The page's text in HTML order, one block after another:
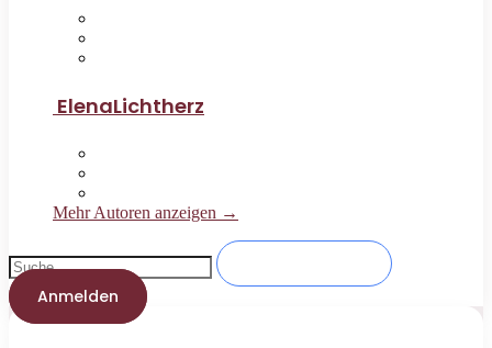
ElenaLichtherz
Mehr Autoren anzeigen →
Anmelden